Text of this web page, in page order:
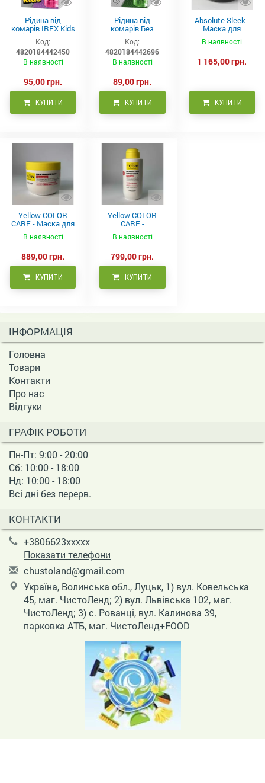
Рідина від
комарів IREX Kids
д/дітей (30 ночей),
20мл
Код:
4820184442450
В наявності
95,00 грн.
КУПИТИ
Рідина від
комарів Без
запаху IREX (30
ночей), 20мл
Код:
4820184442696
В наявності
89,00 грн.
КУПИТИ
Absolute Sleek -
Маска для
неслухняного
волосся 300 мл
В наявності
1 165,00 грн.
КУПИТИ
Yellow COLOR
CARE - Маска для
фарбованого
волосся, 500 мл
В наявності
889,00 грн.
КУПИТИ
Yellow COLOR
CARE -
Кондиціонер для
фарбованого
В наявності
799,00 грн.
КУПИТИ
ІНФОРМАЦІЯ
Головна
Товари
Контакти
Про нас
Відгуки
ГРАФІК РОБОТИ
Пн-Пт: 9:00 - 20:00
Сб: 10:00 - 18:00
Нд: 10:00 - 18:00
Всі дні без перерв.
КОНТАКТИ
+3806623xxxxx
Показати телефони
chustoland@gmail.com
Україна, Волинська обл., Луцьк, 1) вул. Ковельська
45, маг. ЧистоЛенд; 2) вул. Львівська 102, маг.
ЧистоЛенд; 3) с. Рованці, вул. Калинова 39,
парковка АТБ, маг. ЧистоЛенд+FOOD